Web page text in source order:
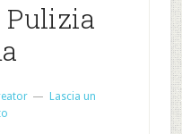
Pulizia
Lascia un